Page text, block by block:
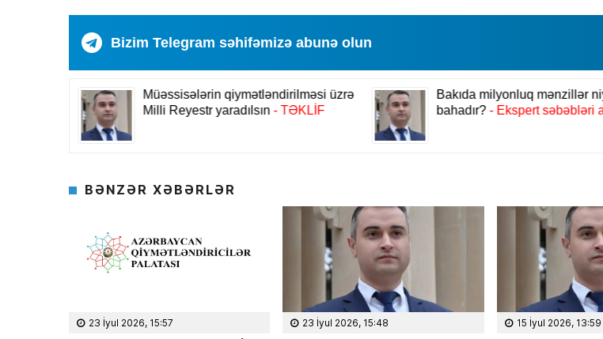
Bizim Telegram səhifəmizə abunə olun
BƏNZƏR XƏBƏRLƏR
23 İyul 2026, 15:57 23 İyul 2026, 15:48 15 İyul 2026, 13:59